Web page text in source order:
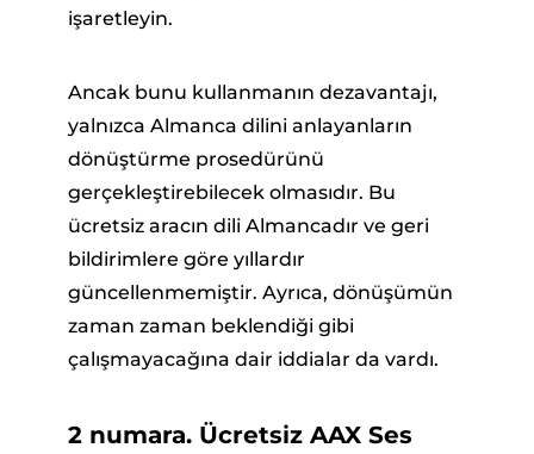
işaretleyin.
Ancak bunu kullanmanın dezavantajı,
yalnızca Almanca dilini anlayanların
dönüştürme prosedürünü
gerçekleştirebilecek olmasıdır. Bu
ücretsiz aracın dili Almancadır ve geri
bildirimlere göre yıllardır
güncellenmemiştir. Ayrıca, dönüşümün
zaman zaman beklendiği gibi
çalışmayacağına dair iddialar da vardı.
2 numara. Ücretsiz AAX Ses